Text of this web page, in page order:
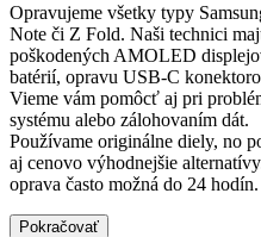
Opravujeme všetky typy
Note či Z Fold. Naši technici
poškodených AMOLED
batérií, opravu USB-C
Vieme vám pomôcť aj pri
systému alebo zálohovaním dát.
Používame originálne diely, no
aj cenovo výhodnejšie
oprava často možná do 24 hodín.
Pokračovať